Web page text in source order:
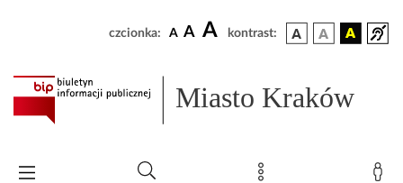
czcionka: A A A kontrast:
Miasto Kraków